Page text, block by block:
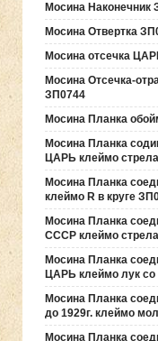
Мосина Наконечник
Мосина Отвертка
Мосина отсечка
Мосина Отсечка-
ЗП0744
Мосина Планка
Мосина Планка
ЦАРЬ клеймо
Мосина Планка
клеймо R в круге
Мосина Планка
СССР клеймо
Мосина Планка
ЦАРЬ клеймо лук со
Мосина Планка
до 1929г. клеймо
Мосина Планка